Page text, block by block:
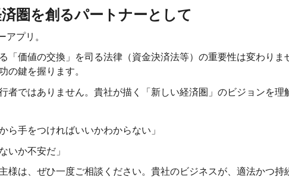
圏を創るパートナーとして
プリ。
「価値の交換」を司る法律（資金決済法等）の重要性は変わり
の鍵を握ります。
者ではありません。貴社が描く「新しい経済圏」のビジョンを
ら手をつければいいかわからない」
いか不安だ」
様は、ぜひ一度ご相談ください。貴社のビジネスが、適法かつ